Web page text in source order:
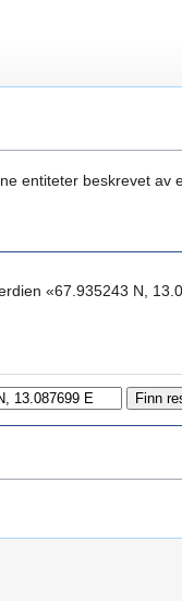
entiteter beskrevet av
«67.935243 N,